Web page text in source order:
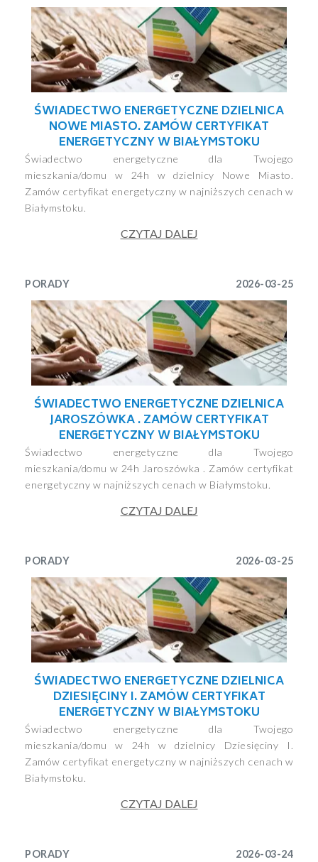
ŚWIADECTWO ENERGETYCZNE DZIELNICA
NOWE MIASTO. ZAMÓW CERTYFIKAT
ENERGETYCZNY W BIAŁYMSTOKU
Świadectwo energetyczne dla Twojego
mieszkania/domu w 24h w dzielnicy Nowe Miasto.
Zamów certyfikat energetyczny w najniższych cenach w
Białymstoku.
CZYTAJ DALEJ
PORADY 2026-03-25
ŚWIADECTWO ENERGETYCZNE DZIELNICA
JAROSZÓWKA . ZAMÓW CERTYFIKAT
ENERGETYCZNY W BIAŁYMSTOKU
Świadectwo energetyczne dla Twojego
mieszkania/domu w 24h Jaroszówka . Zamów certyfikat
energetyczny w najniższych cenach w Białymstoku.
CZYTAJ DALEJ
PORADY 2026-03-25
ŚWIADECTWO ENERGETYCZNE DZIELNICA
DZIESIĘCINY I. ZAMÓW CERTYFIKAT
ENERGETYCZNY W BIAŁYMSTOKU
Świadectwo energetyczne dla Twojego
mieszkania/domu w 24h w dzielnicy Dziesięciny I.
Zamów certyfikat energetyczny w najniższych cenach w
Białymstoku.
CZYTAJ DALEJ
PORADY 2026-03-24